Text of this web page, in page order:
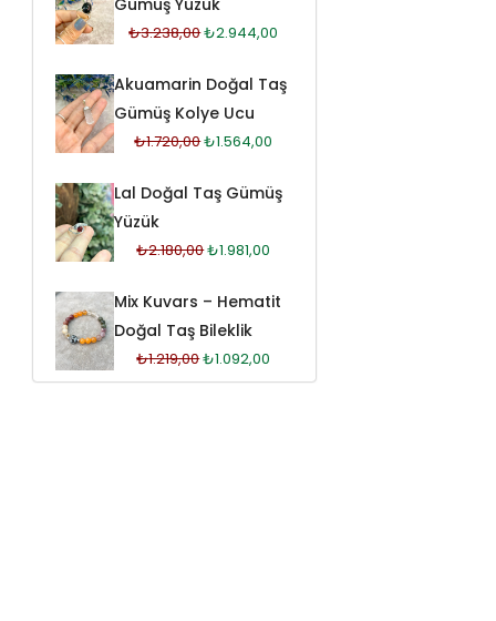
Gümüş Yüzük
₺3.238,00₺2.944,00
Akuamarin Doğal Taş
Gümüş Kolye Ucu
₺1.720,00₺1.564,00
Lal Doğal Taş Gümüş
Yüzük
₺2.180,00₺1.981,00
Mix Kuvars – Hematit
Doğal Taş Bileklik
₺1.219,00₺1.092,00